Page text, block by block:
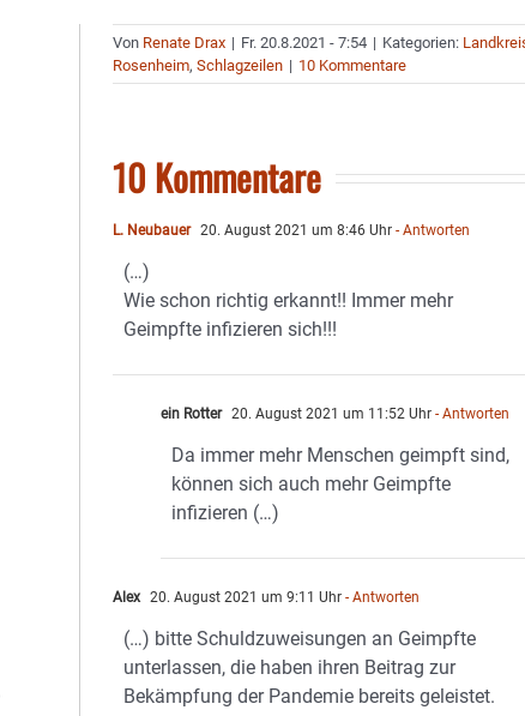
Von Renate Drax | Fr. 20.8.2021 - 7:54 | Kategorien:
Rosenheim,Schlagzeilen | 10 Kommentare
10 Kommentare
L. Neubauer 20. August 2021 um 8:46 Uhr - Antworten
(…)
Wie schon richtig erkannt!! Immer mehr
Geimpfte infizieren sich!!!
ein Rotter 20. August 2021 um 11:52 Uhr - Antworten
Da immer mehr Menschen geimpft sind,
können sich auch mehr Geimpfte
infizieren (…)
Alex 20. August 2021 um 9:11 Uhr - Antworten
(…) bitte Schuldzuweisungen an Geimpfte
unterlassen, die haben ihren Beitrag zur
Bekämpfung der Pandemie bereits geleistet.